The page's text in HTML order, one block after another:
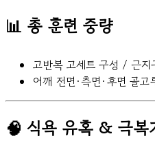
📊 총 훈련 중량
고반복 고세트 구성 / 근
어깨 전면·측면·후면 골
🧠 식욕 유혹 & 극복